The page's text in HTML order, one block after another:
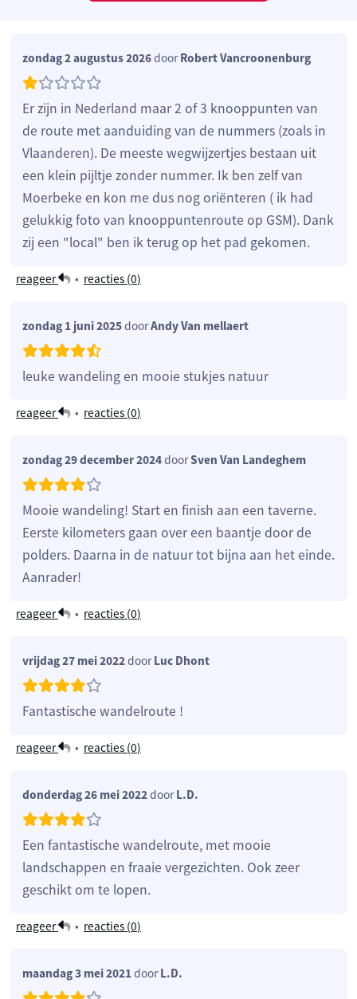
zondag 2 augustus 2026doorRobert Vancroonenburg
Er zijn in Nederland maar 2 of 3 knooppunten van
de route met aanduiding van de nummers (zoals in
Vlaanderen). De meeste wegwijzertjes bestaan uit
een klein pijltje zonder nummer. Ik ben zelf van
Moerbeke en kon me dus nog oriënteren ( ik had
gelukkig foto van knooppuntenroute op GSM). Dank
zij een "local" ben ik terug op het pad gekomen.
reageer • reacties (0)
zondag 1 juni 2025doorAndy Van mellaert
leuke wandeling en mooie stukjes natuur
reageer • reacties (0)
zondag 29 december 2024doorSven Van Landeghem
Mooie wandeling! Start en finish aan een taverne.
Eerste kilometers gaan over een baantje door de
polders. Daarna in de natuur tot bijna aan het einde.
Aanrader!
reageer • reacties (0)
vrijdag 27 mei 2022doorLuc Dhont
Fantastische wandelroute !
reageer • reacties (0)
donderdag 26 mei 2022doorL.D.
Een fantastische wandelroute, met mooie
landschappen en fraaie vergezichten. Ook zeer
geschikt om te lopen.
reageer • reacties (0)
maandag 3 mei 2021doorL.D.